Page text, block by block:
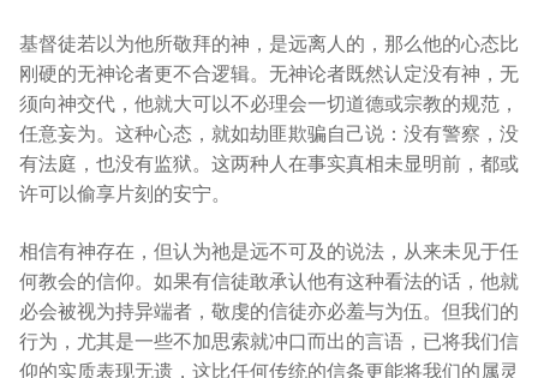
基督徒若以为他所敬拜的神，是远离人的，那么他的心态比
刚硬的无神论者更不合逻辑。无神论者既然认定没有神，无
须向神交代，他就大可以不必理会一切道德或宗教的规范，
任意妄为。这种心态，就如劫匪欺骗自己说：没有警察，没
有法庭，也没有监狱。这两种人在事实真相未显明前，都或
许可以偷享片刻的安宁。
相信有神存在，但认为祂是远不可及的说法，从来未见于任
何教会的信仰。如果有信徒敢承认他有这种看法的话，他就
必会被视为持异端者，敬虔的信徒亦必羞与为伍。但我们的
行为，尤其是一些不加思索就冲口而出的言语，已将我们信
仰的实质表现无遗，这比任何传统的信条更能将我们的属灵